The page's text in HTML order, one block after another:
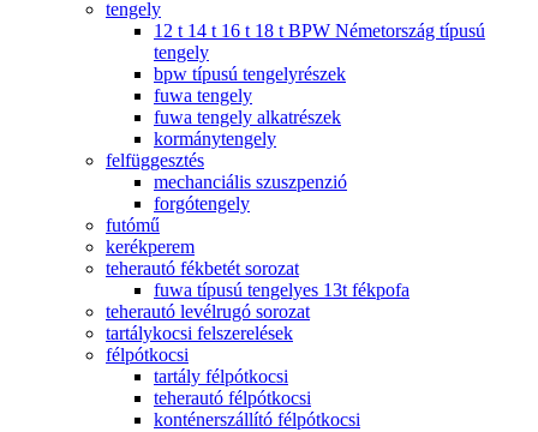
tengely
12 t 14 t 16 t 18 t BPW Németország típusú
tengely
bpw típusú tengelyrészek
fuwa tengely
fuwa tengely alkatrészek
kormánytengely
felfüggesztés
mechanciális szuszpenzió
forgótengely
futómű
kerékperem
teherautó fékbetét sorozat
fuwa típusú tengelyes 13t fékpofa
teherautó levélrugó sorozat
tartálykocsi felszerelések
félpótkocsi
tartály félpótkocsi
teherautó félpótkocsi
konténerszállító félpótkocsi